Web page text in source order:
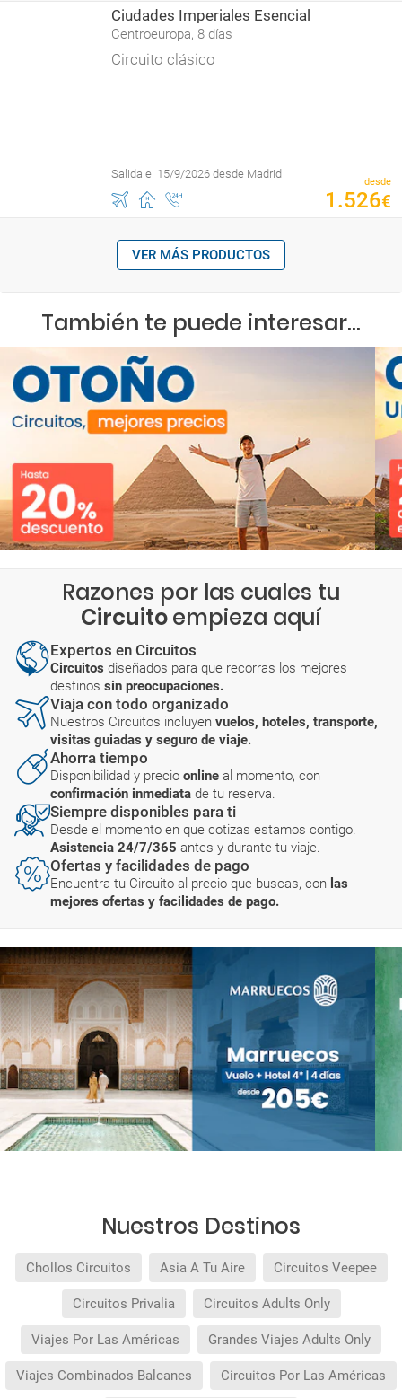
Ciudades Imperiales Esencial
Centroeuropa, 8 días
Circuito clásico
Salida el 15/9/2026 desde Madrid
desde
1 .526€
VER MÁS PRODUCTOS
También te puede interesar...
Razones por las cuales tu
Circuitoempieza aquí
Expertos en Circuitos
Circuitos diseñados para que recorras los mejores
destinos sin preocupaciones.
Viaja con todo organizado
Nuestros Circuitos incluyen vuelos, hoteles, transporte,
visitas guiadas y seguro de viaje.
Ahorra tiempo
Disponibilidad y precio online al momento, con
confirmación inmediata de tu reserva.
Siempre disponibles para ti
Desde el momento en que cotizas estamos contigo.
Asistencia 24/7/365 antes y durante tu viaje.
Ofertas y facilidades de pago
Encuentra tu Circuito al precio que buscas, con las
mejores ofertas y facilidades de pago.
Nuestros Destinos
Chollos Circuitos Asia A Tu Aire Circuitos Veepee
Circuitos Privalia Circuitos Adults Only
Viajes Por Las Américas Grandes Viajes Adults Only
Viajes Combinados Balcanes Circuitos Por Las Américas